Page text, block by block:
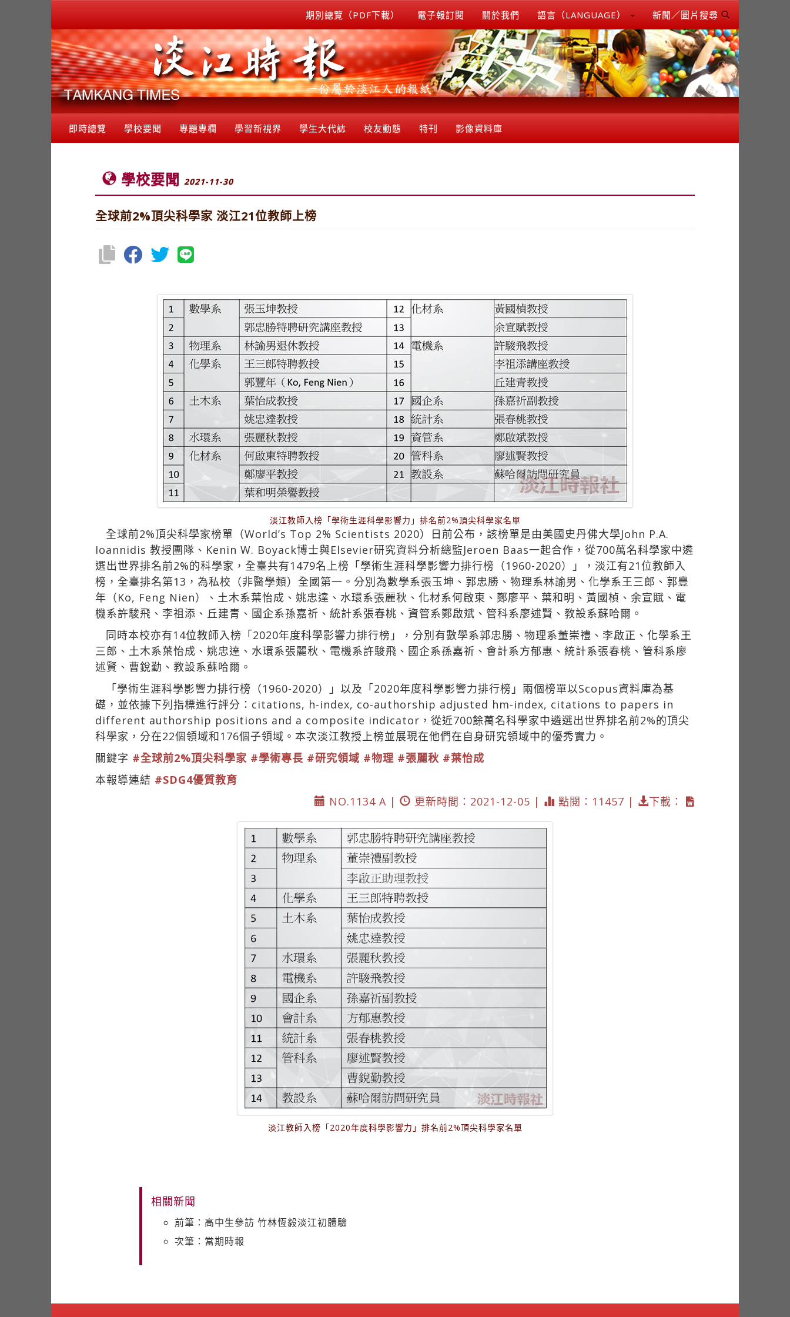
期別總覽（PDF下載） 電子報訂閱 關於我們 語言（LANGUAGE） 新聞／圖片搜尋
即時總覽 學校要聞 專題專欄 學習新視界 學生大代誌 校友動態 特刊 影像資料庫
學校要聞 2021-11-30
全球前2%頂尖科學家 淡江21位教師上榜
淡江教師入榜「學術生涯科學影響力」排名前2%頂尖科學家名單
全球前2%頂尖科學家榜單（World’s Top 2% Scientists 2020）日前公布，該榜單是由美國史丹佛大學John P.A.
Ioannidis 教授團隊、Kenin W. Boyack博士與Elsevier研究資料分析總監Jeroen Baas一起合作，從700萬名科學家中遴
選出世界排名前2%的科學家，全臺共有1479名上榜「學術生涯科學影響力排行榜（1960-2020）」，淡江有21位教師入
榜，全臺排名第13，為私校（非醫學類）全國第一。分別為數學系張玉坤、郭忠勝、物理系林諭男、化學系王三郎、郭豐
年（Ko, Feng Nien）、土木系葉怡成、姚忠達、水環系張麗秋、化材系何啟東、鄭廖平、葉和明、黃國楨、余宣賦、電
機系許駿飛、李祖添、丘建青、國企系孫嘉祈、統計系張春桃、資管系鄭啟斌、管科系廖述賢、教設系蘇哈爾。
同時本校亦有14位教師入榜「2020年度科學影響力排行榜」，分別有數學系郭忠勝、物理系董崇禮、李啟正、化學系王
三郎、土木系葉怡成、姚忠達、水環系張麗秋、電機系許駿飛、國企系孫嘉祈、會計系方郁惠、統計系張春桃、管科系廖
述賢、曹銳勤、教設系蘇哈爾。
「學術生涯科學影響力排行榜（1960-2020）」以及「2020年度科學影響力排行榜」兩個榜單以Scopus資料庫為基
礎，並依據下列指標進行評分：citations, h-index, co-authorship adjusted hm-index, citations to papers in
different authorship positions and a composite indicator，從近700餘萬名科學家中遴選出世界排名前2%的頂尖
科學家，分在22個領域和176個子領域。本次淡江教授上榜並展現在他們在自身研究領域中的優秀實力。
關鍵字 #全球前2%頂尖科學家 #學術專長 #研究領域 #物理 #張麗秋 #葉怡成
本報導連結 #SDG4優質教育
NO.1134 A |
更新時間：2021-12-05 | 點閱：11457 | 下載：
淡江教師入榜「2020年度科學影響力」排名前2%頂尖科學家名單
相關新聞
前筆：高中生參訪 竹林恆毅淡江初體驗
次筆：當期時報